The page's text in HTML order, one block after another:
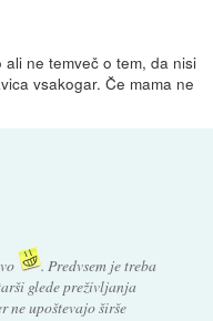
ne temveč o tem, da nisi
vsakogar. Če mama ne
. Predvsem je treba
glede preživljanja
ne upoštevajo širše